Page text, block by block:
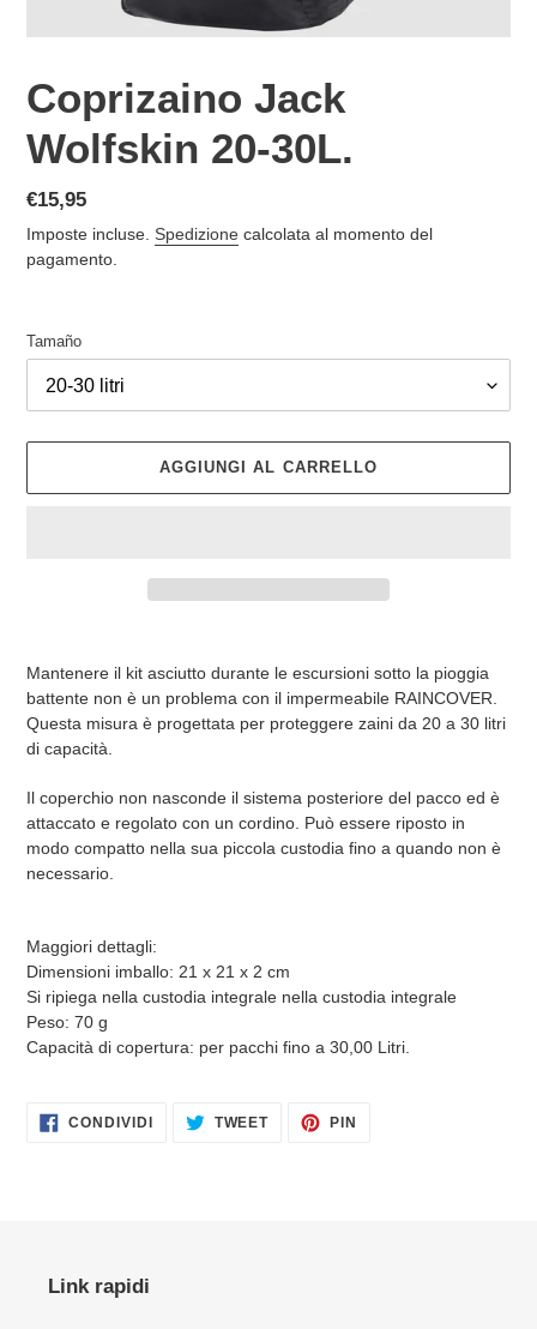
Coprizaino Jack
Wolfskin 20-30L.
Prezzo
di
listino
€15,95
Imposte incluse. Spedizione calcolata al momento del
pagamento.
Tamaño
AGGIUNGI AL CARRELLO
carrello
Mantenere il kit asciutto durante le escursioni sotto la pioggia
battente non è un problema con il impermeabile RAINCOVER.
Questa misura è progettata per proteggere zaini da 20 a 30 litri
di capacità.
Il coperchio non nasconde il sistema posteriore del pacco ed è
attaccato e regolato con un cordino. Può essere riposto in
modo compatto nella sua piccola custodia fino a quando non è
necessario.
Maggiori dettagli:
Dimensioni imballo: 21 x 21 x 2 cm
Si ripiega nella custodia integrale nella custodia integrale
Peso: 70 g
Capacità di copertura: per pacchi fino a 30,00 Litri.
CONDIVIDI CONDIVIDITWEETTWITTA
PIN
Link rapidi